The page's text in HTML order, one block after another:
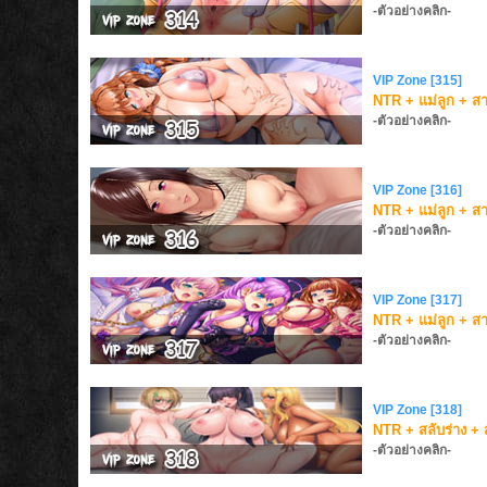
-ตัวอย่างคลิก-
VIP Zone [315]
NTR + แม่ลูก + ส
-ตัวอย่างคลิก-
VIP Zone [316]
NTR + แม่ลูก + ส
-ตัวอย่างคลิก-
VIP Zone [317]
NTR + แม่ลูก + ส
-ตัวอย่างคลิก-
VIP Zone [318]
NTR + สลับร่าง +
-ตัวอย่างคลิก-